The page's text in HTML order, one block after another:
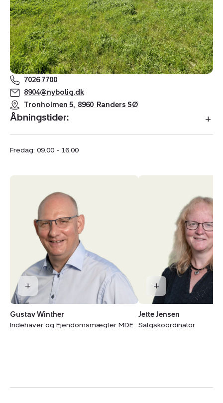
7026 7700
8904@nybolig.dk
Tronholmen 5, 8960 Randers SØ
Åbningstider:
Fredag: 09.00 - 16.00
Gustav Winther
Indehaver og Ejendomsmægler MDE
Jette Jensen
Salgskoordinator